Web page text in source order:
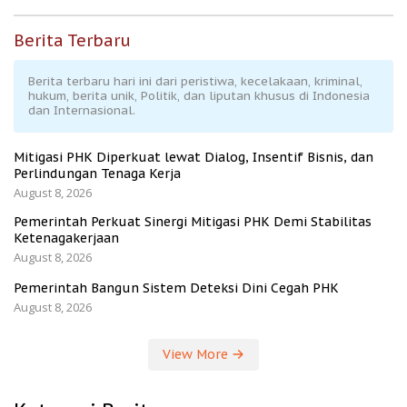
Berita Terbaru
Berita terbaru hari ini dari peristiwa, kecelakaan, kriminal,
hukum, berita unik, Politik, dan liputan khusus di Indonesia
dan Internasional.
Mitigasi PHK Diperkuat lewat Dialog, Insentif Bisnis, dan
Perlindungan Tenaga Kerja
August 8, 2026
Pemerintah Perkuat Sinergi Mitigasi PHK Demi Stabilitas
Ketenagakerjaan
August 8, 2026
Pemerintah Bangun Sistem Deteksi Dini Cegah PHK
August 8, 2026
View More